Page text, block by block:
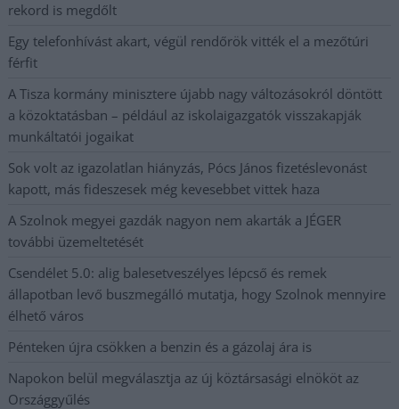
rekord is megdőlt
Egy telefonhívást akart, végül rendőrök vitték el a mezőtúri
férfit
A Tisza kormány minisztere újabb nagy változásokról döntött
a közoktatásban – például az iskolaigazgatók visszakapják
munkáltatói jogaikat
Sok volt az igazolatlan hiányzás, Pócs János fizetéslevonást
kapott, más fideszesek még kevesebbet vittek haza
A Szolnok megyei gazdák nagyon nem akarták a JÉGER
további üzemeltetését
Csendélet 5.0: alig balesetveszélyes lépcső és remek
állapotban levő buszmegálló mutatja, hogy Szolnok mennyire
élhető város
Pénteken újra csökken a benzin és a gázolaj ára is
Napokon belül megválasztja az új köztársasági elnököt az
Országgyűlés